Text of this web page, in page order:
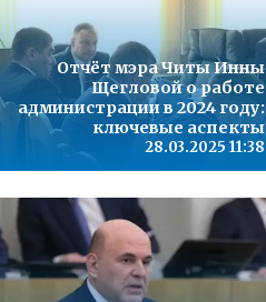
Отчёт мэра Читы Инны
Щегловой о работе
администрации в 2024 году:
ключевые аспекты
28.03.2025 11:38